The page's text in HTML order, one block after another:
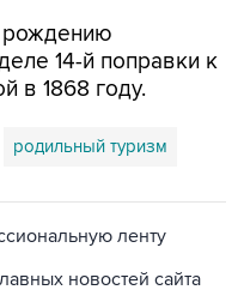
рождению
14-й поправки к
в 1868 году.
родильный туризм
ленту
новостей сайта